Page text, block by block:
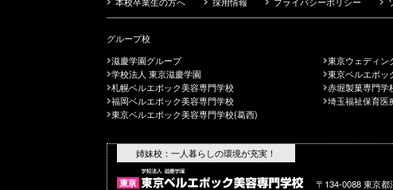
グループ校
滋慶学園グループ
学校法人 東京滋慶学園
札幌ベルエポック美容専門学校
福岡ベルエポック美容専門学校
東京ベルエポック美容専門学校(葛西)
東京ウェディン
東京ベルエポッ
赤堀製菓専門学
埼玉福祉保育医
姉妹校：一人暮らしの環境が充実！
〒134-0088 東京